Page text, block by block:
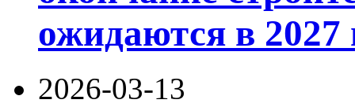
ожидаются в 2027
2026-03-13